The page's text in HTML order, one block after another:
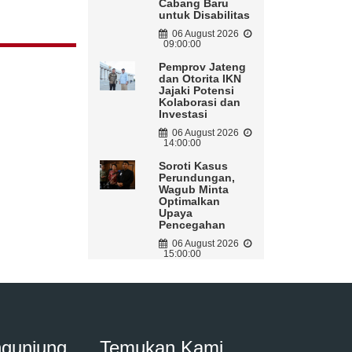
Cabang Baru
untuk Disabilitas
06 August 2026
09:00:00
Pemprov Jateng
dan Otorita IKN
Jajaki Potensi
Kolaborasi dan
Investasi
06 August 2026
14:00:00
Soroti Kasus
Perundungan,
Wagub Minta
Optimalkan
Upaya
Pencegahan
06 August 2026
15:00:00